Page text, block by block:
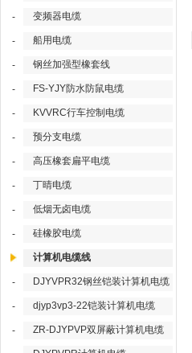
- 变频器电缆
- 船用电缆
- 钢丝加强型橡套线
- FS-YJY防水防鼠电缆
- KVVRC行车控制电缆
- 预分支电缆
- 高压橡套扁平电缆
- 丁晴电缆
- 低烟无卤电缆
- 硅橡胶电缆
计算机电缆线
- DJYVPR32钢丝铠装计算机电缆
- djyp3vp3-22铠装计算机电缆
- ZR-DJYPVP双屏蔽计算机电缆